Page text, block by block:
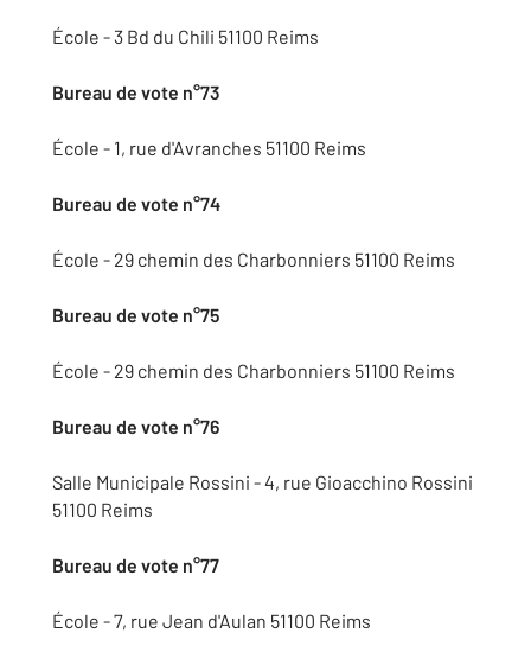
École - 3 Bd du Chili 51100 Reims
Bureau de vote n°73
École - 1, rue d'Avranches 51100 Reims
Bureau de vote n°74
École - 29 chemin des Charbonniers 51100 Reims
Bureau de vote n°75
École - 29 chemin des Charbonniers 51100 Reims
Bureau de vote n°76
Salle Municipale Rossini - 4, rue Gioacchino Rossini
51100 Reims
Bureau de vote n°77
École - 7, rue Jean d'Aulan 51100 Reims